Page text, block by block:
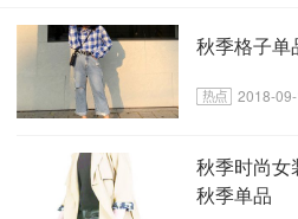
秋季格子单
2018-
秋季时尚女
秋季单品